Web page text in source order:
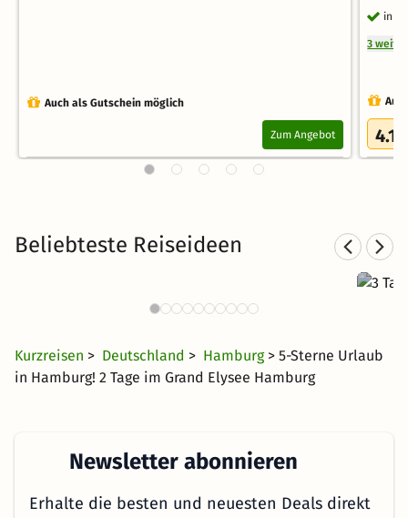
Auch als Gutschein möglich
Zum Angebot
inkl.
3
4.1
Beliebteste Reiseideen
Städtereisen nach Hamburg 3
Kurzreisen > Deutschland > Hamburg > 5-Sterne Urlaub
in Hamburg! 2 Tage im Grand Elysee Hamburg
Newsletter abonnieren
Erhalte die besten und neuesten Deals direkt